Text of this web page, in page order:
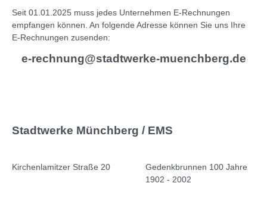
Seit 01.01.2025 muss jedes Unternehmen E-Rechnungen
empfangen können. An folgende Adresse können Sie uns Ihre
E-Rechnungen zusenden:
e-rechnung@stadtwerke-muenchberg.de
Stadtwerke Münchberg / EMS
Kirchenlamitzer Straße 20
Gedenkbrunnen 100 Jahre
1902 - 2002